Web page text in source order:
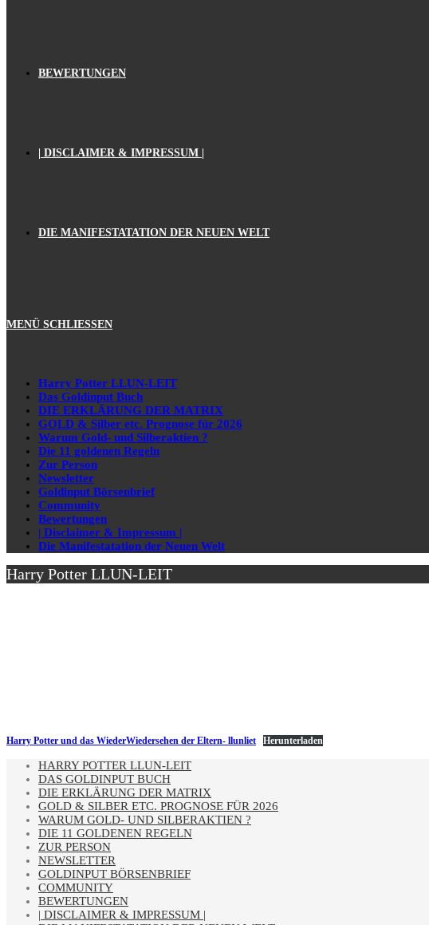
BEWERTUNGEN
| DISCLAIMER & IMPRESSUM |
DIE MANIFESTATATION DER NEUEN WELT
MENÜ SCHLIESSEN
Harry Potter LLUN-LEIT
Das Goldinput Buch
DIE ERKLÄRUNG DER MATRIX
GOLD & Silber etc. Prognose für 2026
Warum Gold- und Silberaktien ?
Die 11 goldenen Regeln
Zur Person
Newsletter
Goldinput Börsenbrief
Community
Bewertungen
| Disclaimer & Impressum |
Die Manifestatation der Neuen Welt
Harry Potter LLUN-LEIT
Harry Potter und das WiederWiedersehen der Eltern- llunliet Herunterladen
HARRY POTTER LLUN-LEIT
DAS GOLDINPUT BUCH
DIE ERKLÄRUNG DER MATRIX
GOLD & SILBER ETC. PROGNOSE FÜR 2026
WARUM GOLD- UND SILBERAKTIEN ?
DIE 11 GOLDENEN REGELN
ZUR PERSON
NEWSLETTER
GOLDINPUT BÖRSENBRIEF
COMMUNITY
BEWERTUNGEN
| DISCLAIMER & IMPRESSUM |